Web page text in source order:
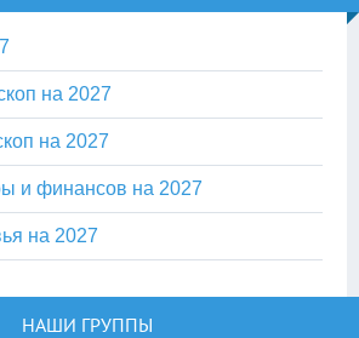
на 2027
на 2027
и финансов на 2027
на 2027
НАШИ ГРУППЫ